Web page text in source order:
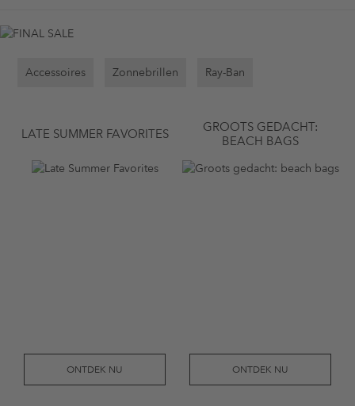
Accessoires Zonnebrillen Ray-Ban
LATE SUMMER FAVORITES
ONTDEK NU
GROOTS GEDACHT:
BEACH BAGS
ONTDEK NU